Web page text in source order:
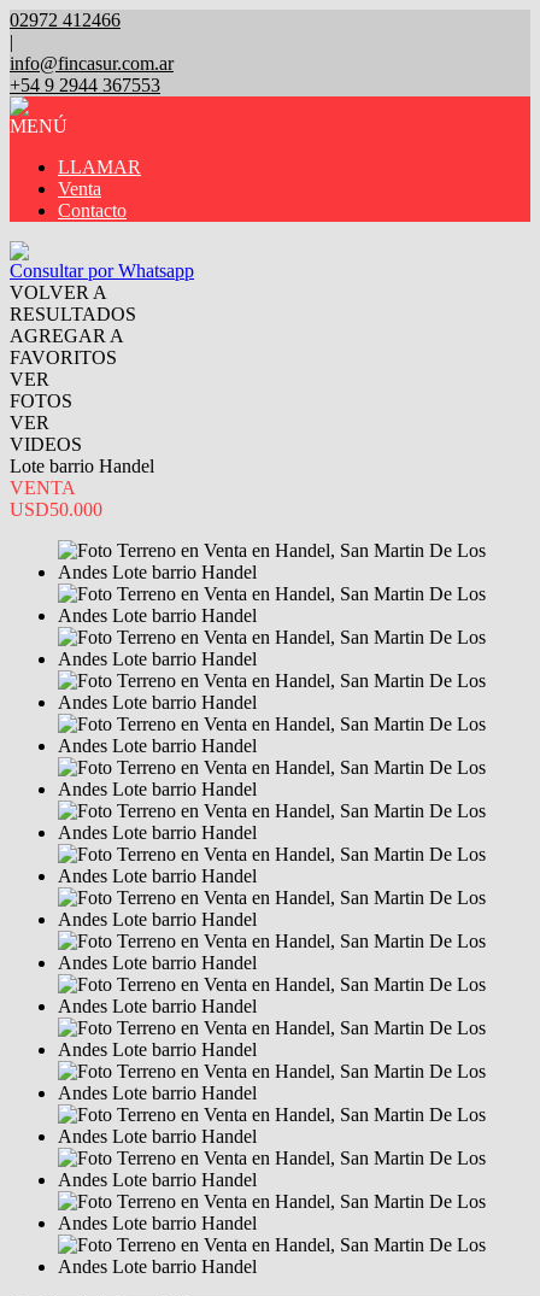
02972 412466
|
info@fincasur.com.ar
+54 9 2944 367553
MENÚ
LLAMAR
Venta
Contacto
Consultar por Whatsapp
VOLVER A
RESULTADOS
AGREGAR A
FAVORITOS
VER
FOTOS
VER
VIDEOS
Lote barrio Handel
VENTA
USD50.000